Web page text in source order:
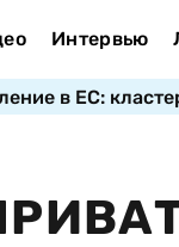
Интервью
в ЕС: